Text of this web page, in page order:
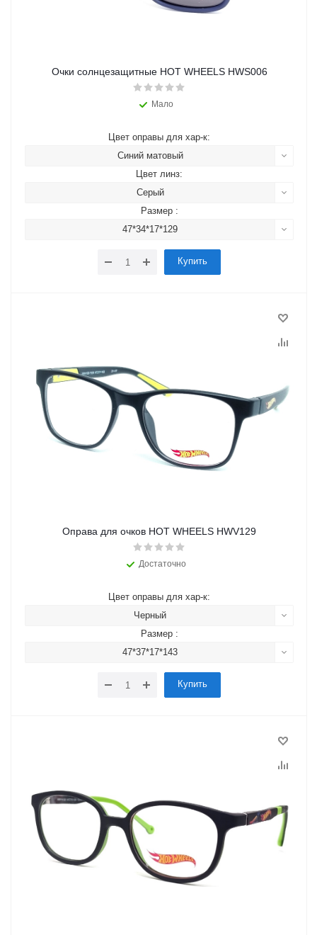
Очки солнцезащитные HOT WHEELS HWS006
Мало
Цвет оправы для хар-к:
Синий матовый
Цвет линз:
Серый
Размер :
47*34*17*129
Купить
Оправа для очков HOT WHEELS HWV129
Достаточно
Цвет оправы для хар-к:
Черный
Размер :
47*37*17*143
Купить